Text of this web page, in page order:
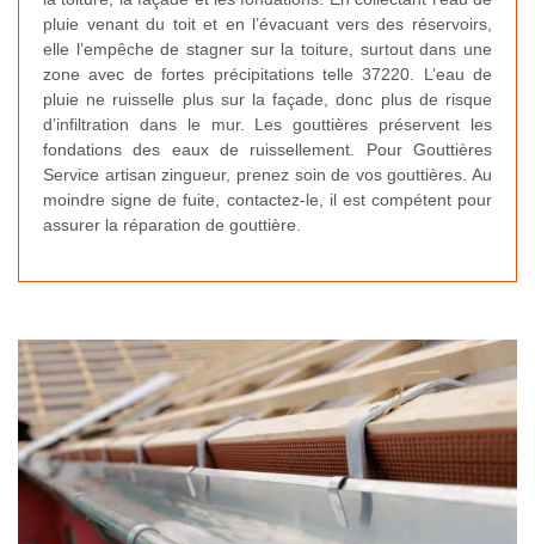
pluie venant du toit et en l’évacuant vers des réservoirs,
elle l’empêche de stagner sur la toiture, surtout dans une
zone avec de fortes précipitations telle 37220. L’eau de
pluie ne ruisselle plus sur la façade, donc plus de risque
d’infiltration dans le mur. Les gouttières préservent les
fondations des eaux de ruissellement. Pour Gouttières
Service artisan zingueur, prenez soin de vos gouttières. Au
moindre signe de fuite, contactez-le, il est compétent pour
assurer la réparation de gouttière.